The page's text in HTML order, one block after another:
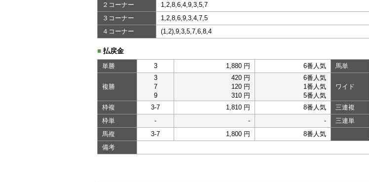
２コーナー
1,2,8,6,4,9,3,5,7
３コーナー
1,2,8,6,9,3,4,7,5
４コーナー
(1,2),9,3,5,7,6,8,4
■ 払戻金
単勝 3 1,880 円 6番人気 馬単
複勝
3
7
9
420 円
120 円
310 円
6番人気
1番人気
5番人気
ワイド
枠複
3-7 1,810 円 8番人気 三連複
枠単
- - - 三連単
馬複
3-7 1,800 円
8番人気
備考